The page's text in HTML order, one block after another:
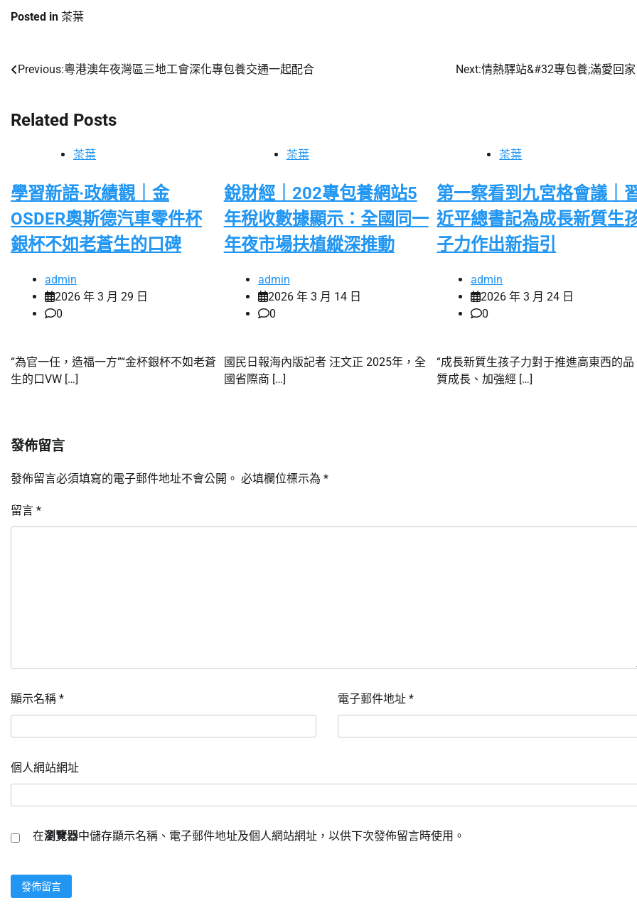
Posted in 茶葉
文
導
Previous:粵港澳年夜灣區三地工會深化專包養交通一起配合 Next:情熱驛站&#32專包養;滿愛回家
Related Posts
茶葉
學習新語·政績觀｜金
OSDER奧斯德汽車零件杯
銀杯不如老蒼生的口碑
admin
2026 年 3 月 29 日
0
“為官一任，造福一方”“金杯銀杯不如老蒼
生的口VW […]
茶葉
銳財經｜202專包養網站5
年稅收數據顯示：全國同一
年夜市場扶植縱深推動
admin
2026 年 3 月 14 日
0
國民日報海內版記者 汪文正 2025年，全
國省際商 […]
茶葉
第一察看到九宮格會議｜
近平總書記為成長新質生
子力作出新指引
admin
2026 年 3 月 24 日
0
“成長新質生孩子力對于推進高東西的品
質成長、加強經 […]
發佈留言
發佈留言必須填寫的電子郵件地址不會公開。 必填欄位標示為 *
留言 *
顯示名稱 * 電子郵件地址 *
個人網站網址
在瀏覽器中儲存顯示名稱、電子郵件地址及個人網站網址，以供下次發佈留言時使用。